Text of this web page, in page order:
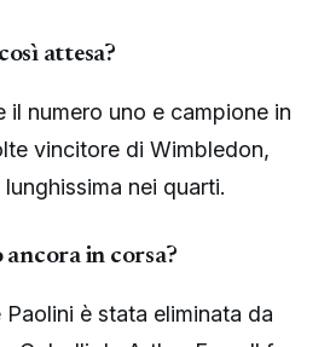
attesa?
il numero uno e campione in
vincitore di Wimbledon,
nei quarti.
ancora in corsa?
Paolini è stata eliminata da